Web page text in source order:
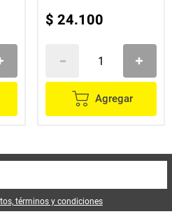
$ 24.100
Agregar
términos y condiciones